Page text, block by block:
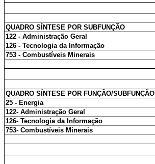
QUADRO SÍNTESE POR SUBFUNÇÃO
122 - Administração Geral
126 - Tecnologia da Informação
753 - Combustíveis Minerais
QUADRO SÍNTESE POR FUNÇÃO/SUBFUNÇÃO
25 - Energia
122- Administração Geral
126- Tecnologia da Informação
753- Combustíveis Minerais